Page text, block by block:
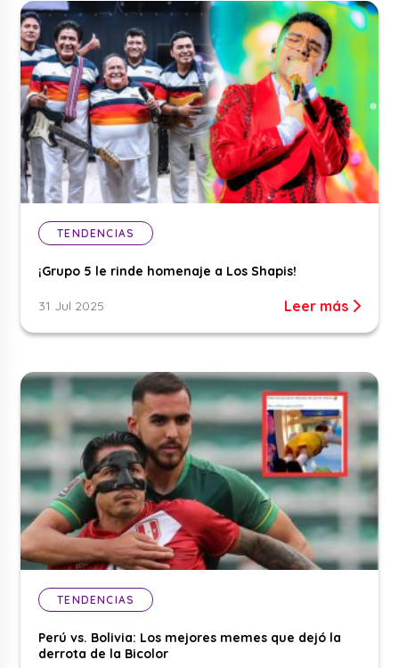
TENDENCIAS
¡Grupo 5 le rinde homenaje a Los Shapis!
31 Jul 2025 Leer más
TENDENCIAS
Perú vs. Bolivia: Los mejores memes que dejó la
derrota de la Bicolor